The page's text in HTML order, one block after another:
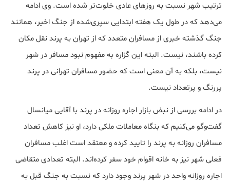
ترتیب شهر نسبت به روزهای عادی خلوت‌تر شده است. وی ادامه
می‌دهد که در طول یک هفته ابتدایی سپری‌شده از جنگ اخیر، همانند
جنگ گذشته خبری از مسافران متعدد که از تهران به پرند نقل مکان
کرده باشند، نیست. البته این گزاره به مفهوم نبود مسافر در شهر
نیست، بلکه به آن معنی است که حضور مسافران تهرانی در پرند
پررنگ و پرتعداد نیست.
در ادامه بررسی از نبض بازار اجاره روزانه در پرند با آقایی میانسال
گفت‌وگو می‌کنیم که بنگاه معاملات ملکی دارد، او نیز کاهش تعداد
مسافران روزانه به پرند را تایید کرده و معتقد است اغلب مسافران
فعلی شهر نیز به خانه اقوام خود سفر کرده‌اند. البته تعدادی متقاضی
اجاره روزانه واحد در شهر پرند وجود دارد که نسبت به جنگ قبل به